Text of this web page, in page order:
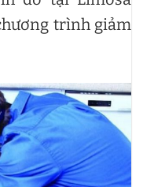
trình giảm